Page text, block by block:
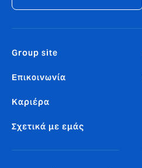
Group site
Επικοινωνία
Καριέρα
Σχετικά με εμάς